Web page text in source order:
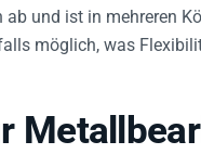
ab und ist in mehreren
möglich, was